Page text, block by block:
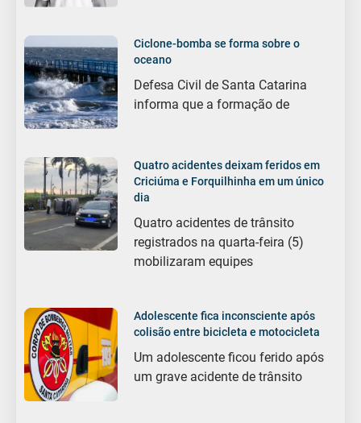
Ciclone-bomba se forma sobre o
oceano
Defesa Civil de Santa Catarina
informa que a formação de
Quatro acidentes deixam feridos em
Criciúma e Forquilhinha em um único
dia
Quatro acidentes de trânsito
registrados na quarta-feira (5)
mobilizaram equipes
Adolescente fica inconsciente após
colisão entre bicicleta e motocicleta
Um adolescente ficou ferido após
um grave acidente de trânsito